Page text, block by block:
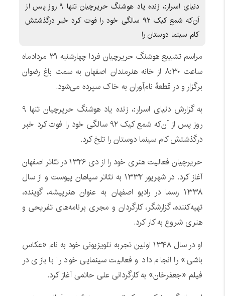
دنیای اسرار:، زنده یاد هوشنگ حریرچیان تنها ۹ روز پس از
آن‌که شمع کیک ۹۲ سالگی خود را فوت کرد خبر درگذشتش
کام سینما دوستان را
مراسم تشییع هوشنگ حریرچیان فردا چهارشنبه ۳۱ مردادماه
ساعت ۸:۳۰ از خانه هنرمندان اصفهان به سمت باغ رضوان
برگزار و در قطعۀ نام‌آوران به خاک سپرده می‌شود.
به گزارش دنیای اسرار:، زنده یاد هوشنگ حریرچیان تنها ۹
روز پس از آن‌که شمع کیک ۹۲ سالگی خود را فوت کرد خبر
درگذشتش کام سینما دوستان را تلخ کرد.
حریرچیان فعالیت هنری خود را از دی ۱۳۲۶ در تئاتر اصفهان
آغاز کرد. در شهریور ۱۳۳۲ به تئاتر سپاهان پیوست و از سال
۱۳۳۸ رسما در رادیو اصفهان به عنوان هنرپیشه، گوینده،
تهیه‌کننده، گزارشگر، کارگردان و مجری برنامه‌های تفریحی و
هنری شروع به کار کرد.
او در سال ۱۳۴۸ اولین تجربه تلویزیونی خود به نام «عکاس‌
باشی» را انجام داد و فعالیت سینمایی خود را با بازی در
فیلم «جعفرخان» به کارگردانی علی حاتمی آغاز کرد.